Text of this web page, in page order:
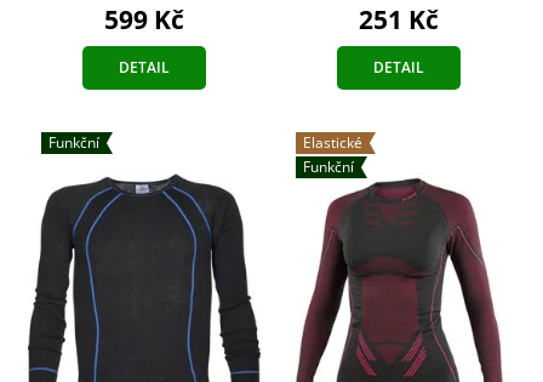
599 Kč
DETAIL
251 Kč
DETAIL
Funkční
Elastické
Funkční